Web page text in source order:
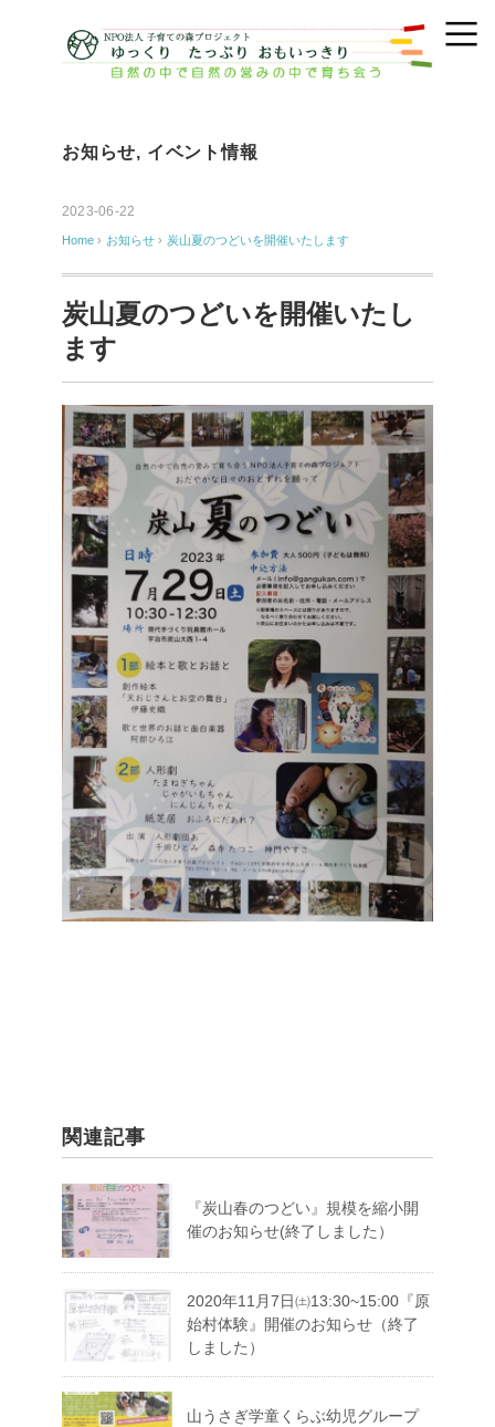
お知らせ, イベント情報
2023-06-22
Home › お知らせ › 炭山夏のつどいを開催いたします
炭山夏のつどいを開催いたし
ます
関連記事
『炭山春のつどい』規模を縮小開
催のお知らせ(終了しました）
2020年11月7日㈯13:30~15:00『原
始村体験』開催のお知らせ（終了
しました）
山うさぎ学童くらぶ幼児グループ